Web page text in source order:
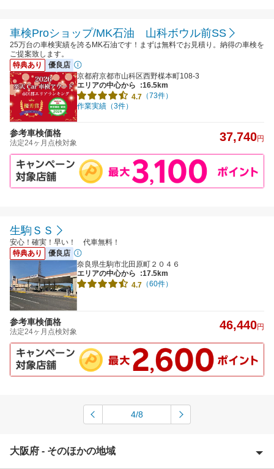
車検Proショップ/MK石油 山科ボウル前SS
25万台の車検実績を誇るMK石油です！まずは無料でお見積り。納得の車検を
ご提案致します。
特典あり
優良店
京都府京都市山科区西野楳本町108-3
エリアの中心から
:16.5km
4.7 （73件）
作業実績（3件）
参考車検価格
法定24ヶ月点検対象 37,740円
生駒ＳＳ
安心！確実！早い！ 代車無料！
特典あり
優良店
奈良県生駒市北田原町２０４６
エリアの中心から
:17.5km
4.7 （60件）
参考車検価格
法定24ヶ月点検対象 46,440円
4/8
大阪府 - そのほかの地域